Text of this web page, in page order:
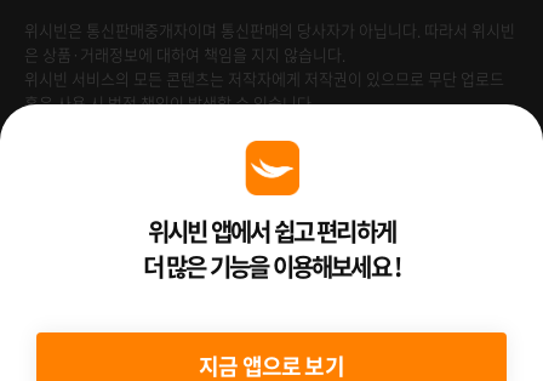
위시빈은 통신판매중개자이며 통신판매의 당사자가 아닙니다. 따라서 위시빈
은 상품·거래정보에 대하여 책임을 지지 않습니다.
위시빈 서비스의 모든 콘텐츠는 저작자에게 저작권이 있으므로 무단 업로드
혹은 사용 시 법적 책임이 발생할 수 있습니다.
Venture Enterprise위시빈 앱에서 쉽고 편리하게
더 많은 기능을 이용해보세요 !
지금 앱으로 보기